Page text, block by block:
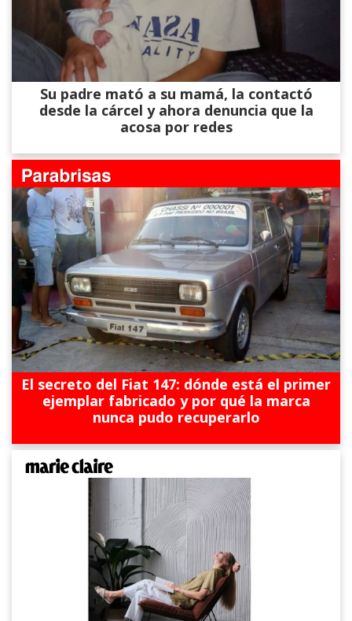
Su padre mató a su mamá, la contactó
desde la cárcel y ahora denuncia que la
acosa por redes
El secreto del Fiat 147: dónde está el primer
ejemplar fabricado y por qué la marca
nunca pudo recuperarlo